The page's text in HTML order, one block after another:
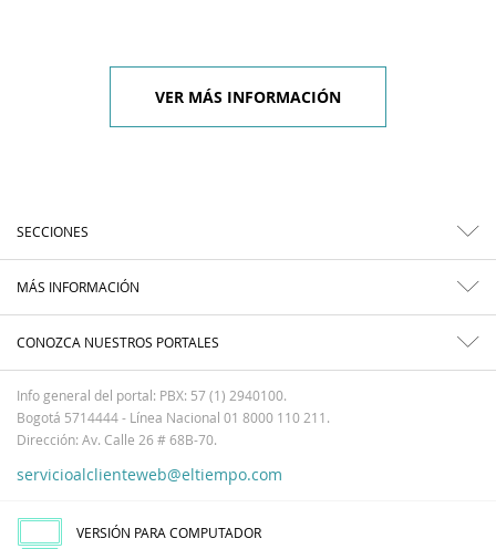
VER MÁS INFORMACIÓN
SECCIONES
MÁS INFORMACIÓN
CONOZCA NUESTROS PORTALES
Info general del portal: PBX: 57 (1) 2940100.
Bogotá 5714444 - Línea Nacional 01 8000 110 211.
Dirección: Av. Calle 26 # 68B-70.
servicioalclienteweb@eltiempo.com
VERSIÓN PARA COMPUTADOR